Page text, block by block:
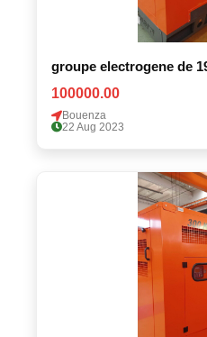
groupe electrogene de
100000.00
Bouenza
22 Aug 2023